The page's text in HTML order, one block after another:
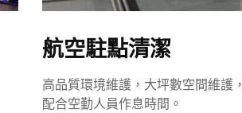
航空駐點清潔
高品質環境維護，大坪數空間維護，
配合空勤人員作息時間。